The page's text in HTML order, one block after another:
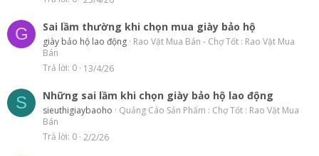
G Sai lầm thường khi chọn mua giày bảo hộ
giày bảo hộ lao động Rao Vặt Mua Bán - Chợ Tốt : Rao Vặt Mua
Bán
Trả lời 0 13/4/26
S Những sai lầm khi chọn giày bảo hộ lao động
sieuthigiaybaoho
Quảng Cáo Sản Phẩm : Chợ Tốt : Rao Vặt Mua
Bán
Trả lời 0 2/2/26